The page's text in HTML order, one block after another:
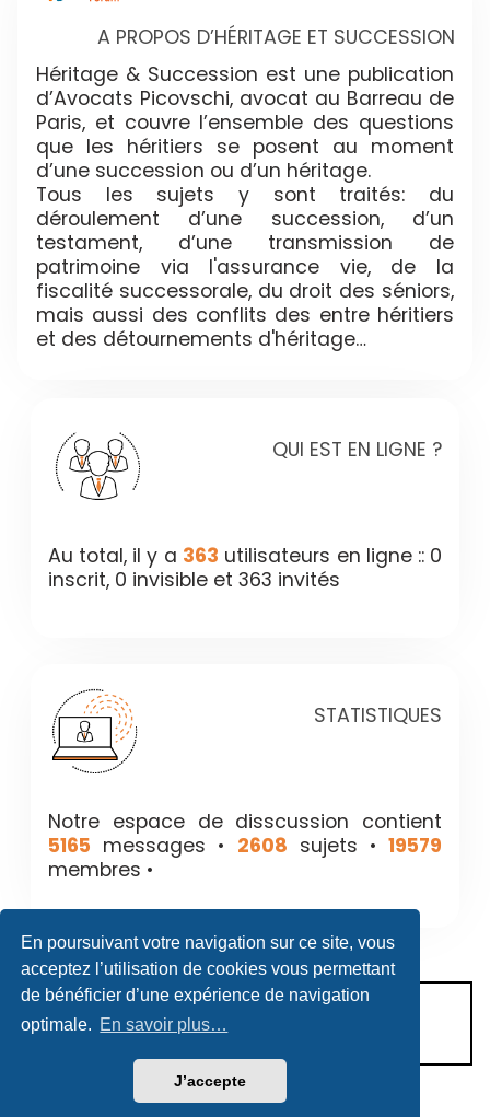
En poursuivant votre navigation sur ce site, vous
acceptez l’utilisation de cookies vous permettant
de bénéficier d’une expérience de navigation
optimale. En savoir plus…
J’accepte
A PROPOS D’HÉRITAGE ET SUCCESSION
Héritage & Succession est une publication
d’Avocats Picovschi, avocat au Barreau de
Paris, et couvre l’ensemble des questions
que les héritiers se posent au moment
d’une succession ou d’un héritage.
Tous les sujets y sont traités: du
déroulement d’une succession, d’un
testament, d’une transmission de
patrimoine via l'assurance vie, de la
fiscalité successorale, du droit des séniors,
mais aussi des conflits des entre héritiers
et des détournements d'héritage…
QUI EST EN LIGNE ?
Au total, il y a 363 utilisateurs en ligne :: 0
inscrit, 0 invisible et 363 invités
STATISTIQUES
Notre espace de disscussion contient
5165 messages • 2608 sujets •19579
membres •
CONDITIONS D’UTILISATION
POLITIQUE DE VIE PRIVÉE
Héritage & Succession